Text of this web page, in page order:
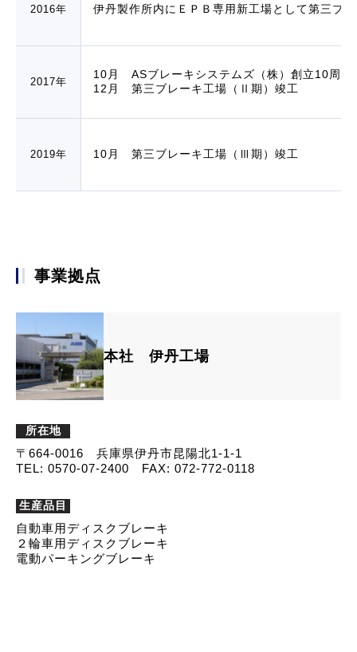
2016年 伊丹製作所内にＥＰＢ専用新工場として第三ブ
2017年
10月 ASブレーキシステムズ（株）創立10周年
12月 第三ブレーキ工場（Ⅱ期）竣工
2019年 10月 第三ブレーキ工場（Ⅲ期）竣工
事業拠点
本社 伊丹工場
所在地
〒664-0016 兵庫県伊丹市昆陽北1-1-1
TEL: 0570-07-2400 FAX: 072-772-0118
生産品目
自動車用ディスクブレーキ
２輪車用ディスクブレーキ
電動パーキングブレーキ